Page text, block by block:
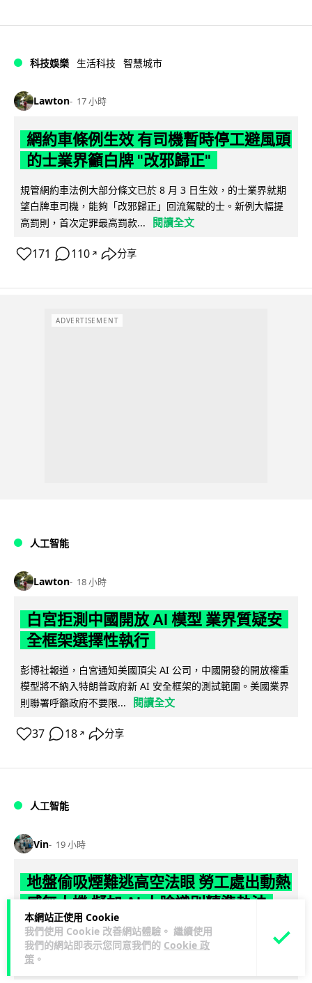
本網站正使用 Cookie
我們使用 Cookie 改善網站體驗。 繼續使用
我們的網站即表示您同意我們的 Cookie 政
策 。
科技娛樂 生活科技 智慧城市
Lawton 17 小時
網約車條例生效 有司機暫時停工避風頭
的士業界籲白牌 "改邪歸正"
規管網約車法例大部分條文已於 8 月 3 日生效，的士業界就期
望白牌車司機，能夠「改邪歸正」回流駕駛的士。新例大幅提
高罰則，首次定罪最高罰款...
閱讀全文
171 110 ↗ 分享
ADVERTISEMENT
人工智能
Lawton 18 小時
白宮拒測中國開放 AI 模型 業界質疑安
全框架選擇性執行
彭博社報道，白宮通知美國頂尖 AI 公司，中國開發的開放權重
模型將不納入特朗普政府新 AI 安全框架的測試範圍。美國業界
則聯署呼籲政府不要限...
閱讀全文
37 18 ↗ 分享
人工智能
Vin 19 小時
地盤偷吸煙難逃高空法眼 勞工處出動熱
感無人機 擬加 AI 人臉識別精準執法
勞工處投入配備熱感應鏡頭的小型無人機進行高空巡邏以打擊
地盤違例吸煙，並正研究於未來一年內引入 AI 人臉識別與行為
分析功能，結合三大技術進一...